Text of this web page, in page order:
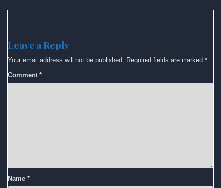
Leave a Reply
Your email address will not be published. Required fields are marked *
Comment *
Name *